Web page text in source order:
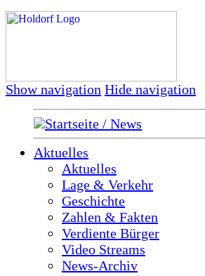
Show navigation Hide navigation
Startseite / News
Aktuelles
Aktuelles
Lage & Verkehr
Geschichte
Zahlen & Fakten
Verdiente Bürger
Video Streams
News-Archiv